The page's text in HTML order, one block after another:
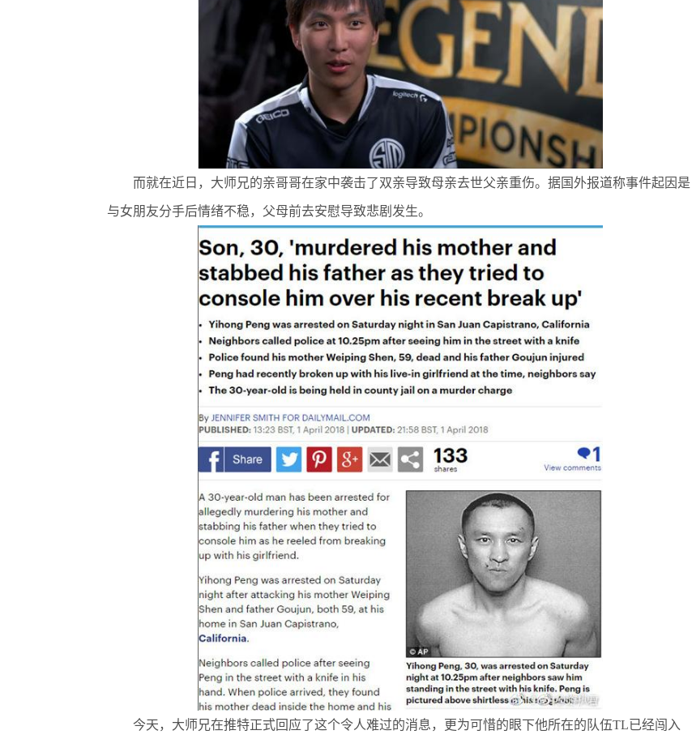
而就在近日，大师兄的亲哥哥在家中袭击了双亲导致母亲去世父亲重伤。据国外报道称事件起因是
与女朋友分手后情绪不稳，父母前去安慰导致悲剧发生。
今天，大师兄在推特正式回应了这个令人难过的消息，更为可惜的眼下他所在的队伍TL已经闯入